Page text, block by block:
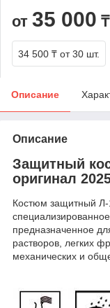
от 35 000 ₸
34 500 ₸ от 30 шт.
Описание
Описание
Защитный
оригинал
Костюм защитный Л-
предназначенное
растворов, легких
механических и